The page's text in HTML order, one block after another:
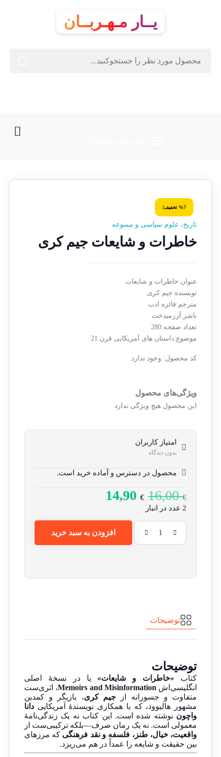
یــار مـهـربــان
%7 تخفیف!
تاریخ، علوم سیاسی و ممنوعه
خاطرات و شایعات جیم کری
عنوان:خاطرات و شایعات
نویسنده:جیم کری
مترجم:فائزه ادب
ناشر:آزرمیدخت
تعداد صفحه:280
موضوع:داستان های آمریکایی قرن 21
کد محصول: وجود ندارد
ویژگی‌های محصول
این محصول هیچ ویژگی ندارد
امتیاز کاربران
بدون دیدگاه
محصول در دسترس و آماده خرید است.
16,00€
14,90€
2 عدد در انبار
افزودن به سبد خرید
توضیحات
توضیحات
کتاب «خاطرات و شایعات» یا در نسخهٔ اصلی
انگلیسی‌اش Memoirs and Misinformation، اثری‌ست
متفاوت و جسورانه از جیم کری، بازیگر و کمدین
مشهور هالیوود، که با همکاری نویسندهٔ آمریکاییدانا
واچون نوشته شده است. این کتاب نه یک زندگی‌نامهٔ
معمولی است. نه یک رمان صرف—بلکه ترکیبی‌ست از
واقعیت، خیال، طنز، فلسفه و نقد فرهنگی که مرزهای
بین حقیقت و شایعه را عمداً در هم می‌ریزد.